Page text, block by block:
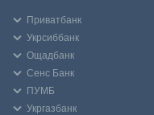
Приватбанк
Укрсиббанк
Ощадбанк
Сенс Банк
ПУМБ
Укргазбанк